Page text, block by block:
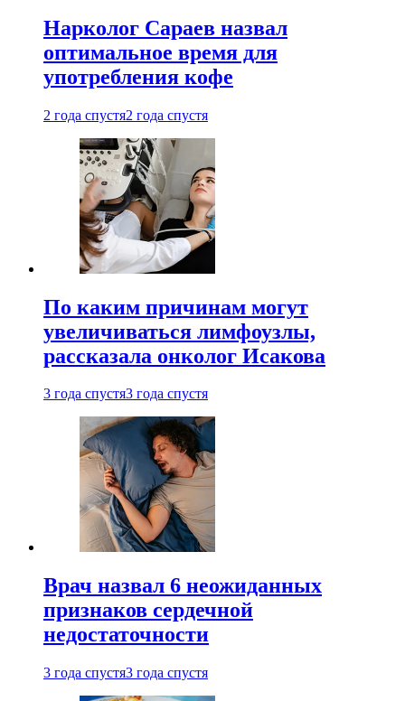
Нарколог Сараев назвал
оптимальное время для
употребления кофе
2 года спустя2 года спустя
По каким причинам могут
увеличиваться лимфоузлы,
рассказала онколог Исакова
3 года спустя3 года спустя
Врач назвал 6 неожиданных
признаков сердечной
недостаточности
3 года спустя3 года спустя